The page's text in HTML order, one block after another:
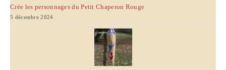
Crée les personnages du Petit Chaperon Rouge
5 décembre 2024